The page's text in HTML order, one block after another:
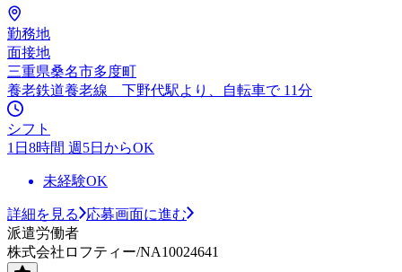
勤務地
面接地
三重県桑名市多度町
養老鉄道養老線 下野代駅より、自転車で 11分
シフト
1日8時間 週5日からOK
未経験OK
詳細を見る
応募画面に進む
派遣労働者
株式会社ロフティー/NA10024641